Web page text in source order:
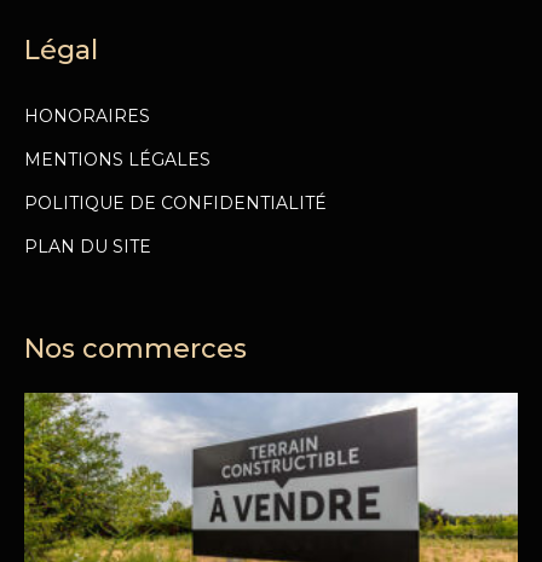
Légal
HONORAIRES
MENTIONS LÉGALES
POLITIQUE DE CONFIDENTIALITÉ
PLAN DU SITE
Nos commerces